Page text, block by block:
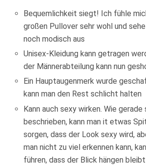
Bequemlichkeit siegt! Ich fühle
großen Pullover sehr wohl und
noch modisch aus
Unisex-Kleidung kann getragen
der Männerabteilung kann nun
Ein Hauptaugenmerk wurde
kann man den Rest schlicht halten
Kann auch sexy wirken. Wie gerade
beschrieben, kann man it etwas
sorgen, dass der Look sexy wird,
man nicht zu viel erkennen kann,
führen, dass der Blick hängen bleibt